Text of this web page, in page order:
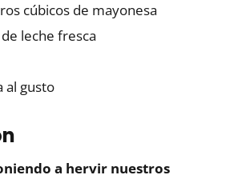
cúbicos de mayonesa
leche fresca
al gusto
a hervir nuestros